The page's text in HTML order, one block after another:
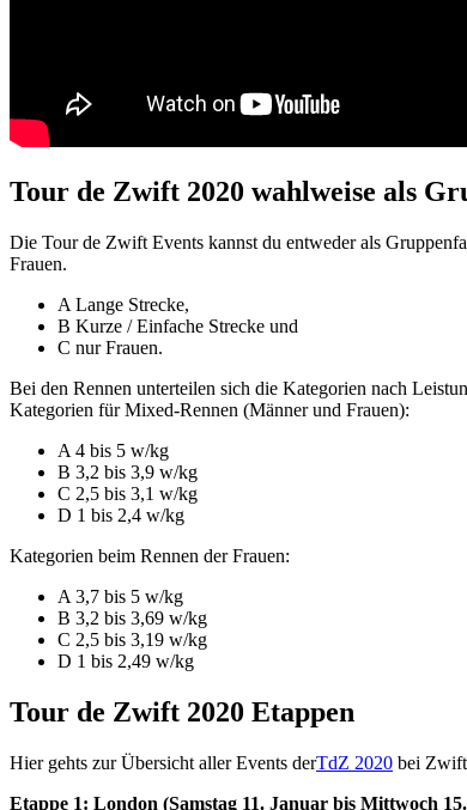
Tour de Zwift 2020 wahlweise als
Die Tour de Zwift Events kannst du entweder als
Frauen.
A Lange Strecke,
B Kurze / Einfache Strecke und
C nur Frauen.
Bei den Rennen unterteilen sich die Kategorien nach
Kategorien für Mixed-Rennen (Männer und Frauen):
A 4 bis 5 w/kg
B 3,2 bis 3,9 w/kg
C 2,5 bis 3,1 w/kg
D 1 bis 2,4 w/kg
Kategorien beim Rennen der Frauen:
A 3,7 bis 5 w/kg
B 3,2 bis 3,69 w/kg
C 2,5 bis 3,19 w/kg
D 1 bis 2,49 w/kg
Tour de Zwift 2020 Etappen
Hier gehts zur Übersicht aller Events derTdZ 2020 bei
Etappe 1: London (Samstag 11. Januar bis Mittwoch